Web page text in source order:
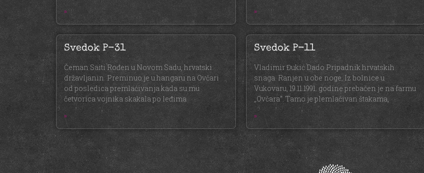
» »
Svedok P-31
Čeman Saiti Rođen u Novom Sadu, hrvatski
državljanin. Preminuo je u hangaru na Ovčari
od posledica premlaćivanja kada su mu
četvorica vojnika skakala po leđima
»
Svedok P-11
Vladimir Đukić Dado Pripadnik hrvatskih
snaga. Ranjen u obe noge. Iz bolnice u
Vukovaru, 19.11.1991. godine prebačen je na farmu
„Ovčara“. Tamo je plemlaćivan štakama,
»